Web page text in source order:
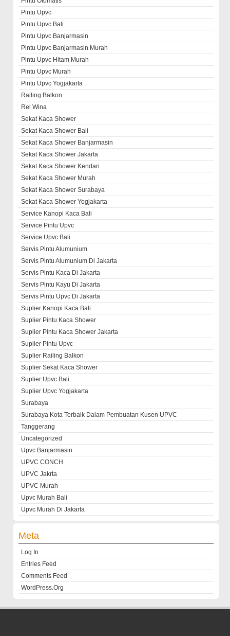
Pintu Upvc
Pintu Upvc Bali
Pintu Upvc Banjarmasin
Pintu Upvc Banjarmasin Murah
Pintu Upvc Hitam Murah
Pintu Upvc Murah
Pintu Upvc Yogjakarta
Railing Balkon
Rel Wina
Sekat Kaca Shower
Sekat Kaca Shower Bali
Sekat Kaca Shower Banjarmasin
Sekat Kaca Shower Jakarta
Sekat Kaca Shower Kendari
Sekat Kaca Shower Murah
Sekat Kaca Shower Surabaya
Sekat Kaca Shower Yogjakarta
Service Kanopi Kaca Bali
Service Pintu Upvc
Service Upvc Bali
Servis Pintu Alumunium
Servis Pintu Alumunium Di Jakarta
Servis Pintu Kaca Di Jakarta
Servis Pintu Kayu Di Jakarta
Servis Pintu Upvc Di Jakarta
Suplier Kanopi Kaca Bali
Suplier Pintu Kaca Shower
Suplier Pintu Kaca Shower Jakarta
Suplier Pintu Upvc
Suplier Railing Balkon
Suplier Sekat Kaca Shower
Suplier Upvc Bali
Suplier Upvc Yogjakarta
Surabaya
Surabaya Kota Terbaik Dalam Pembuatan Kusen UPVC
Tanggerang
Uncategorized
Upvc Banjarmasin
UPVC CONCH
UPVC Jakrta
UPVC Murah
Upvc Murah Bali
Upvc Murah Di Jakarta
Meta
Log In
Entries Feed
Comments Feed
WordPress.org